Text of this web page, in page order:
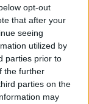
opt-out
that after your
seeing
utilized by
parties prior to
the further
parties on the
may